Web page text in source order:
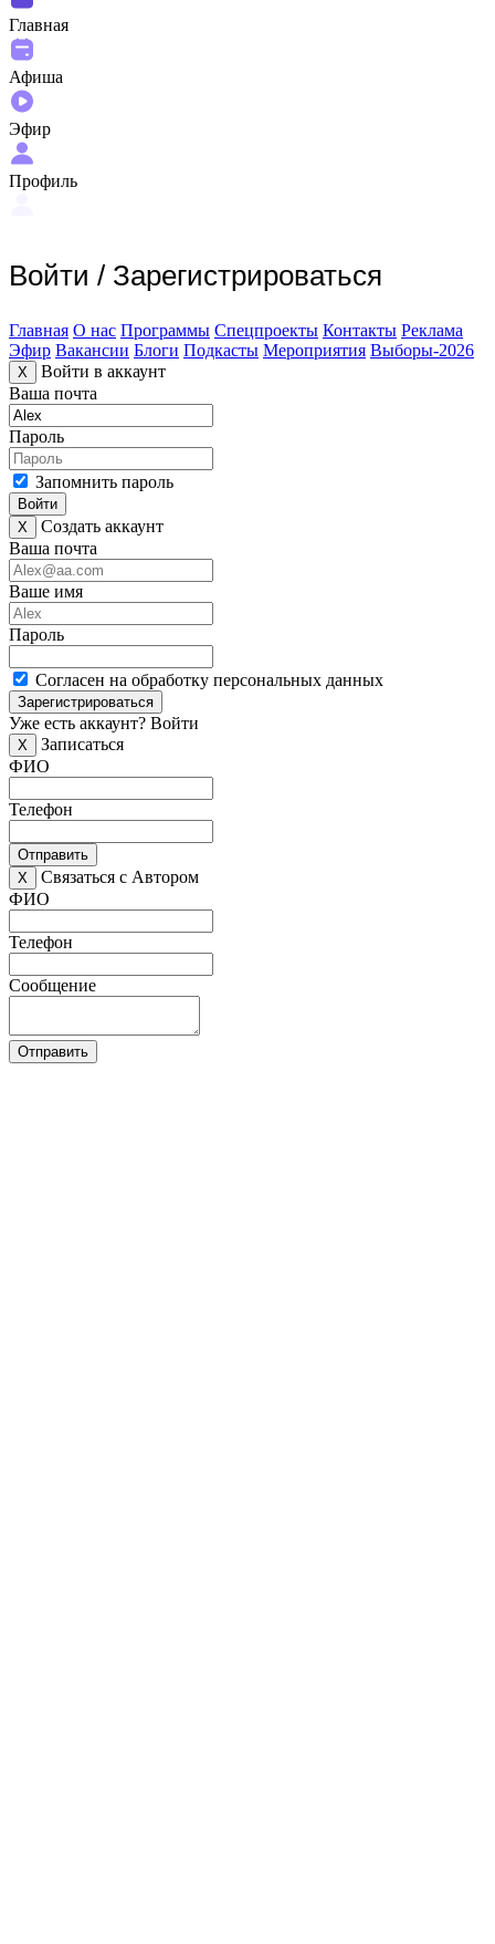
Главная
Афиша
Эфир
Профиль
Войти / Зарегистрироваться
Главная О нас Программы Спецпроекты Контакты Реклама
Эфир Вакансии Блоги Подкасты Мероприятия Выборы-2026
X
Войти в аккаунт
Ваша почта
Пароль
Запомнить пароль
Войти
X
Создать аккаунт
Ваша почта
Ваше имя
Пароль
Согласен на обработку персональных данных
Зарегистрироваться
Уже есть аккаунт? Войти
X
Записаться
ФИО
Телефон
Отправить
X
Связаться с Автором
ФИО
Телефон
Сообщение
Отправить